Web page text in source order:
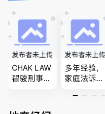
商业移民，
名校申请
团聚，投资
移民以及各
类省提名和
技术移民
CHAK LAW
翟骏刑事交
民事诉讼/
多年经验，
家庭法诉
户, 遗产认